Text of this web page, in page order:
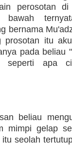
perosotan
bawah
bernama
prosotan itu
pada beliau
seperti apa
beliau
mimpi gelap
seolah